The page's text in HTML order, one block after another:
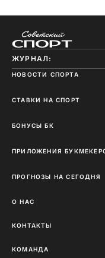
ЖУРНАЛ:
НОВОСТИ СПОРТА
СТАВКИ НА СПОРТ
БОНУСЫ БК
ПРИЛОЖЕНИЯ
ПРОГНОЗЫ НА СЕГОДНЯ
О НАС
КОНТАКТЫ
КОМАНДА